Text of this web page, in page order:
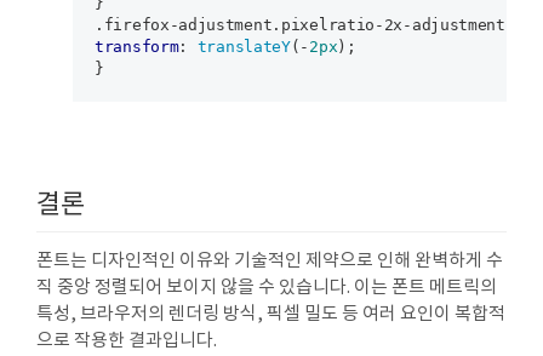
.firefox-adjustment .pixelratio-2x-adjustment
transform: translateY(- 2px );
결론
폰트는 디자인적인 이유와 기술적인 제약으로 인해 완벽하게 수
직 중앙 정렬되어 보이지 않을 수 있습니다. 이는 폰트 메트릭의
특성, 브라우저의 렌더링 방식, 픽셀 밀도 등 여러 요인이 복합적
으로 작용한 결과입니다.